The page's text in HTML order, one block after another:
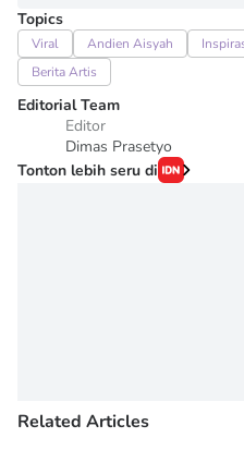
Topics
Viral Andien Aisyah
Berita Artis
Editorial Team
Editor
Dimas Prasetyo
Tonton lebih seru di
Related Articles